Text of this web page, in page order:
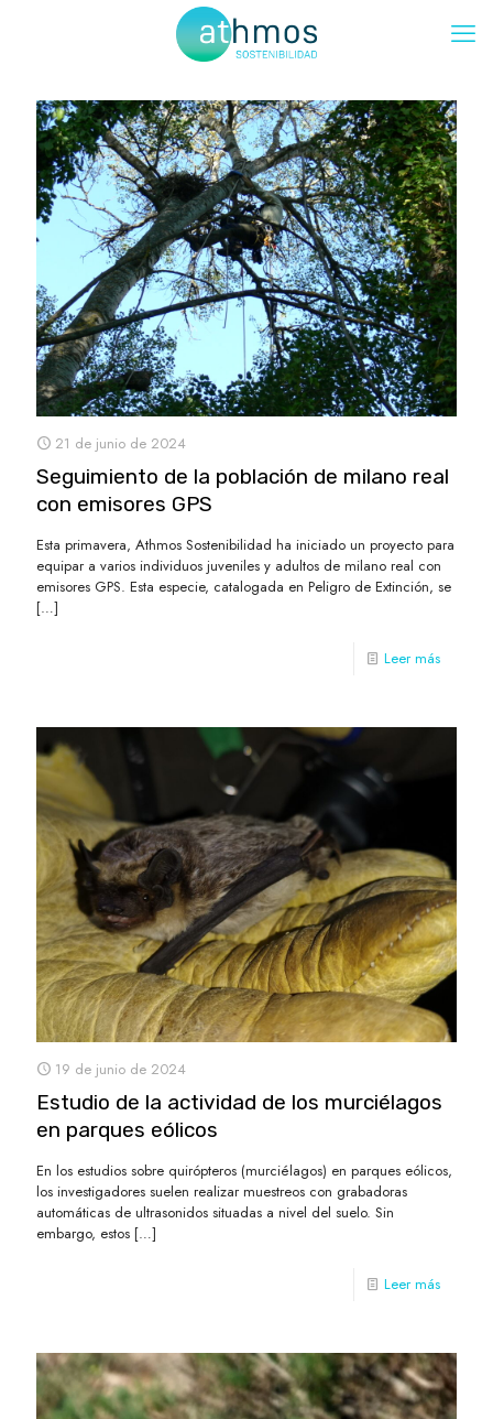
21 de junio de 2024
Seguimiento de la población de milano real
con emisores GPS
Esta primavera, Athmos Sostenibilidad ha iniciado un proyecto para
equipar a varios individuos juveniles y adultos de milano real con
emisores GPS. Esta especie, catalogada en Peligro de Extinción, se
[…]
Leer más
19 de junio de 2024
Estudio de la actividad de los murciélagos
en parques eólicos
En los estudios sobre quirópteros (murciélagos) en parques eólicos,
los investigadores suelen realizar muestreos con grabadoras
automáticas de ultrasonidos situadas a nivel del suelo. Sin
embargo, estos […]
Leer más